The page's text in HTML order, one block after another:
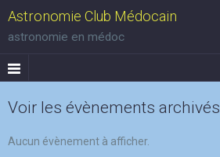
Astronomie Club Médocain
astronomie en médoc
Voir les évènements archivés
Aucun évènement à afficher.